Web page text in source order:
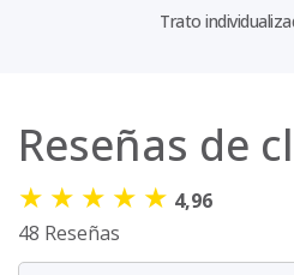
Trato
Reseñas de
★ ★ ★ ★ ★ 4,96
48 Reseñas